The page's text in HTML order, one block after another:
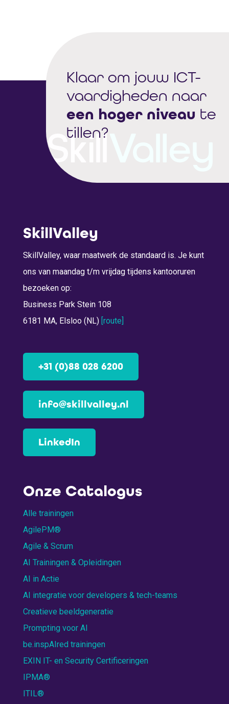
Klaar om jouw ICT-
vaardigheden naar
een hoger niveau te
tillen?
SkillValley
SkillValley, waar maatwerk de standaard is. Je kunt
ons van maandag t/m vrijdag tijdens kantooruren
bezoeken op:
Business Park Stein 108
6181 MA, Elsloo (NL) [route]
+31 (0)88 028 6200
info@skillvalley.nl
LinkedIn
Onze Catalogus
Alle trainingen
AgilePM®
Agile & Scrum
AI Trainingen & Opleidingen
AI in Actie
AI integratie voor developers & tech-teams
Creatieve beeldgeneratie
Prompting voor AI
be.inspAIred trainingen
EXIN IT- en Security Certificeringen
IPMA®
ITIL®